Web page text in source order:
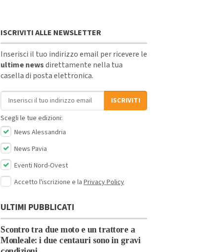
ISCRIVITI ALLE NEWSLETTER
Inserisci il tuo indirizzo email per ricevere le
ultime newsdirettamente nella tua
casella di posta elettronica.
Indirizzo email
ISCRIVITI
Scegli le tue edizioni:
News Alessandria
News Pavia
Eventi Nord-Ovest
Accetto l'iscrizione e la Privacy Policy
ULTIMI PUBBLICATI
Scontro tra due moto e un trattore a
Monleale: i due centauri sono in gravi